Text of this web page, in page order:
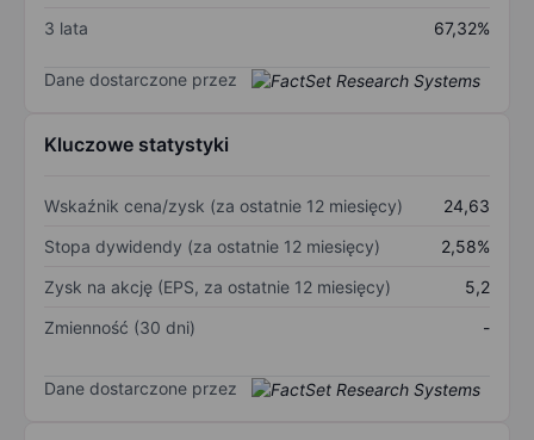
3 lata
67,32%
Dane dostarczone przez
Kluczowe statystyki
Wskaźnik cena/zysk (za ostatnie 12 miesięcy)
24,63
Stopa dywidendy (za ostatnie 12 miesięcy)
2,58%
Zysk na akcję (EPS, za ostatnie 12 miesięcy)
5,2
Zmienność (30 dni)
-
Dane dostarczone przez